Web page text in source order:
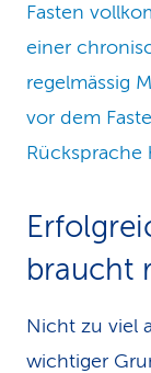
Fasten
einer
regelmässig
vor dem
Rücksprache
braucht
Nicht zu viel
wichtiger